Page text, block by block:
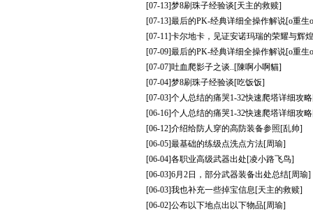
[07-13]梦8刷珠子经验谈[天主的救赎]
[07-13]最后的PK-经典详细全操作解说[o重生
[07-11]卡尔地卡，见证安诺玛瑞的荣耀与辉
[07-09]最后的PK-经典详细全操作解说[o重生
[07-07]吐血爬影子之谈..[陳啊小啊貓]
[07-04]梦8刷珠子经验谈[吃饭饭]
[07-03]个人总结的痛哭1-32快速爬塔详细攻略
[06-16]个人总结的痛哭1-32快速爬塔详细攻略
[06-12]介绍给防人穿的高防装备参照[乱帅]
[06-05]最基础的练级点洗点方法[周瑜]
[06-04]各职业高级武器出处[凌小路飞鸟]
[06-03]6月2日，部分武器装备出处总结[周瑜]
[06-03]我也补充一些掉宝信息[天主的救赎]
[06-02]公布以下地点出以下物品[周瑜]